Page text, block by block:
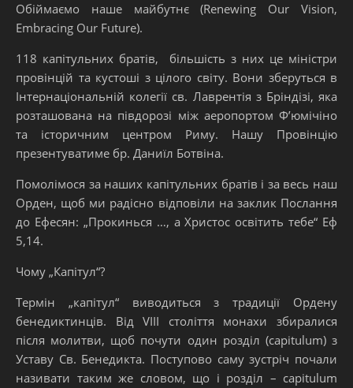
Обіймаємо наше майбутнє (Renewing Our Vision,
Embracing Our Future).
118 капітульних братів, більшість з них це міністри
провінцій та кустоші з цілого світу. Вони зберуться в
Інтернаціональній колегії св. Лаврентія з Бріндізі, яка
розташована на півдорозі між аеропортом Ф’юмічіно
та історичним центром Риму. Нашу Провінцію
презентуватиме бр. Даниїл Ботвіна.
Помолімося за наших капітульних братів і за весь наш
Орден, щоб ми радісно відповіли на заклик Послання
до Ефесян: „Прокинься …, а Христос освітить тебе“ Еф
5,14.
Чому „Капітул“?
Термін „капітул“ виводиться з традиції Ордену
бенедиктинців. Від VIII століття монахи збиралися
після молитви, щоб почути один розділ (capitulum) з
Уставу Св. Бенедикта. Поступово саму зустріч почали
називати таким же словом, що і розділ – capitulum